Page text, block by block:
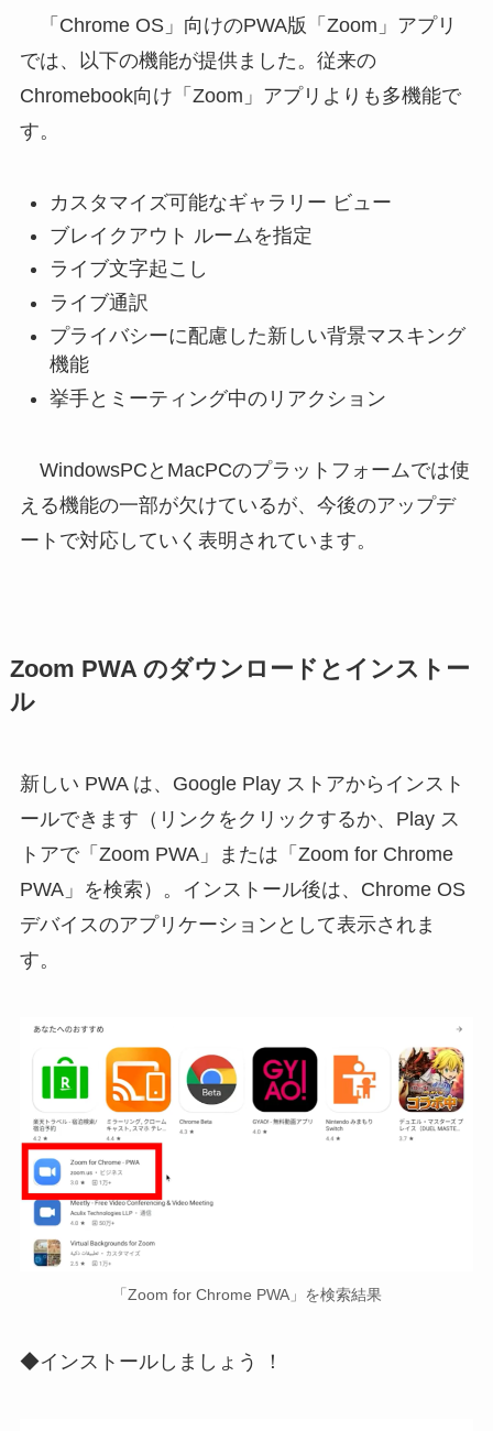
「Chrome OS」向けのPWA版「Zoom」アプリ
では、以下の機能が提供ました。従来の
Chromebook向け「Zoom」アプリよりも多機能で
す。
カスタマイズ可能なギャラリー ビュー
ブレイクアウト ルームを指定
ライブ文字起こし
ライブ通訳
プライバシーに配慮した新しい背景マスキング
機能
挙手とミーティング中のリアクション
WindowsPCとMacPCのプラットフォームでは使
える機能の一部が欠けているが、今後のアップデ
ートで対応していく表明されています。
Zoom PWA のダウンロードとインストー
ル
新しい PWA は、Google Play ストアからインスト
ールできます（リンクをクリックするか、Play ス
トアで「Zoom PWA」または「Zoom for Chrome
PWA」を検索）。インストール後は、Chrome OS
デバイスのアプリケーションとして表示されま
す。
「Zoom for Chrome PWA」を検索結果
◆インストールしましょう ！